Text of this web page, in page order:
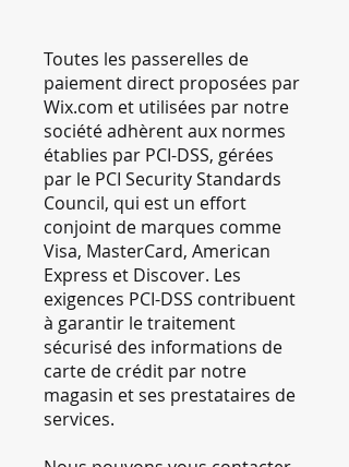
Toutes les passerelles de
paiement direct proposées par
Wix.com et utilisées par notre
société adhèrent aux normes
établies par PCI-DSS, gérées
par le PCI Security Standards
Council, qui est un effort
conjoint de marques comme
Visa, MasterCard, American
Express et Discover. Les
exigences PCI-DSS contribuent
à garantir le traitement
sécurisé des informations de
carte de crédit par notre
magasin et ses prestataires de
services.